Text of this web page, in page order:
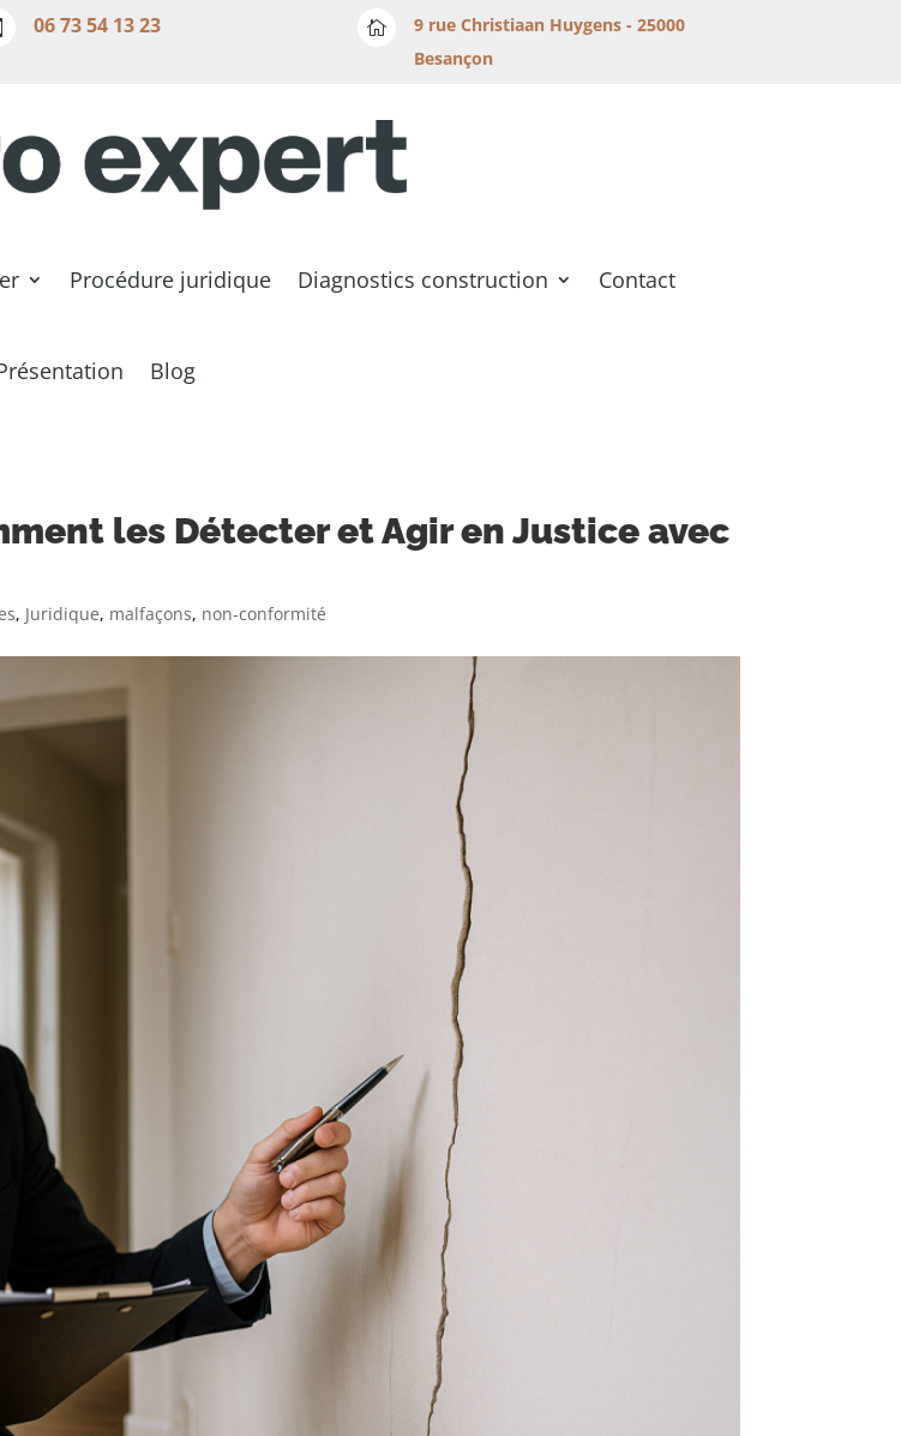
06 73 54 13 23 
9 rue Christiaan Huygens - 25000
Besançon
Procédure juridique Diagnostics construction Contact
Blog
les Détecter et Agir en Justice avec
, Juridique, malfaçons, non-conformité